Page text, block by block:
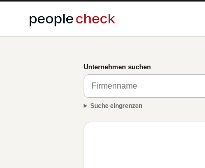
Unternehmen suchen
Suche eingrenzen